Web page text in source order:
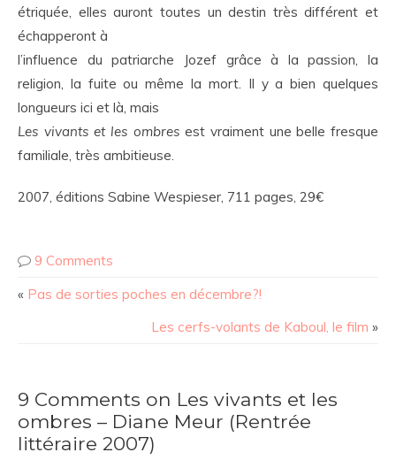
étriquée, elles auront toutes un destin très différent et
échapperont à
l’influence du patriarche Jozef grâce à
la passion, la
religion, la fuite ou même la mort. Il y a bien quelques
longueurs ici et là, mais
Les vivants et les ombres est vraiment une belle fresque
familiale, très ambitieuse.
2007, éditions Sabine Wespieser, 711 pages, 29€
9 Comments
« Pas de sorties poches en décembre?!
Les cerfs-volants de Kaboul, le film »
9 Comments on Les vivants et les
ombres – Diane Meur (Rentrée
littéraire 2007)